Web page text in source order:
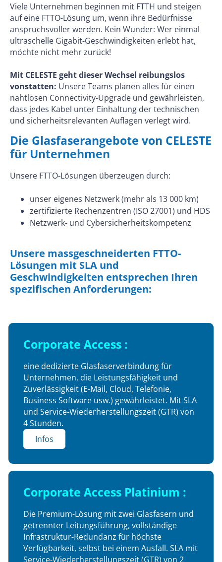
Viele Unternehmen beginnen mit FTTH und steigen
auf eine FTTO-Lösung um, wenn ihre Bedürfnisse
anspruchsvoller werden. Kein Wunder: Wer einmal
ultraschelle Gigabit-Geschwindigkeiten erlebt hat,
möchte nicht mehr zurück!
Mit CELESTE geht dieser Wechsel reibungslos
vonstatten: Unsere Teams planen alles für einen
nahtlosen Connectivity-Upgrade und gewährleisten,
dass jedes Kabel unter Einhaltung der technischen
und sicherheitsrelevanten Auflagen verlegt wird.
Die Glasfaserangebote von CELESTE
für Unternehmen
Unsere FTTO-Lösungen überzeugen durch:
unser eigenes Netzwerk (mehr als 13 000 km)
zertifizierte Rechenzentren (ISO 27001) und HDS
Netzwerk- und Cybersicherheitskompetenz
Unsere massgeschneiderten FTTO-
Lösungen mit SLA und
Geschwindigkeiten entsprechen Ihren
spezifischen Anforderungen:
Corporate Access :
eine dedizierte Glasfaserverbindung für
Unternehmen, die Leistungsfähigkeit und
Zuverlässigkeit (E-Mail, Cloud, Telefonie,
Business Software usw.) gewährleistet. Mit SLA
und Service-Wiederherstellungszeit (GTR) von
4 Stunden.
Infos
Corporate Access Platinium :
Die Premium-Lösung mit zwei Glasfasern und
getrennter Leitungsführung, vollständige
Infrastruktur-Redundanz für höchste
Verfügbarkeit, selbst bei einem Ausfall. SLA mit
Service-Wiederherstellungszeit (GTR) von 2